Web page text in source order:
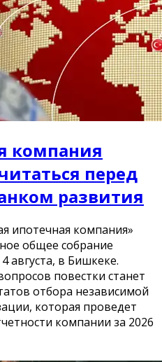
компания
перед
развития
ипотечная компания»
общее собрание
августа, в Бишкеке.
повестки станет
отбора независимой
которая проведет
компании за 2026